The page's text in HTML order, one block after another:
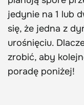
jedynie na 1 lub
się, że jedna z
urośnięciu.
zrobić, aby
poradę poniżej!